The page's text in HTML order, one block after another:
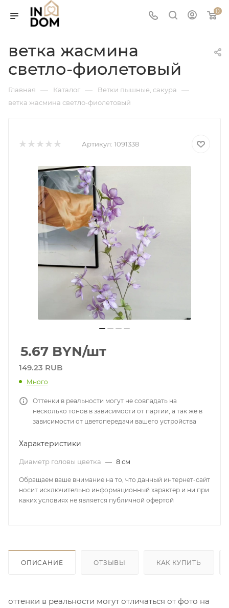
0
ветка жасмина
светло-фиолетовый
Главная — Каталог — Ветки пышные, сакура —
ветка жасмина светло-фиолетовый
Артикул: 1091338
5.67 BYN/шт
149.23 RUB
Много
Оттенки в реальности могут не совпадать на
несколько тонов в зависимости от партии, а так же в
зависимости от цветопередачи вашего устройства
Характеристики
Диаметр головы цветка — 8 см
Обращаем ваше внимание на то, что данный интернет-сайт
носит исключительно информационный характер и ни при
каких условиях не является публичной офертой
ОПИСАНИЕ ОТЗЫВЫ КАК КУПИТЬ
оттенки в реальности могут отличаться от фото на